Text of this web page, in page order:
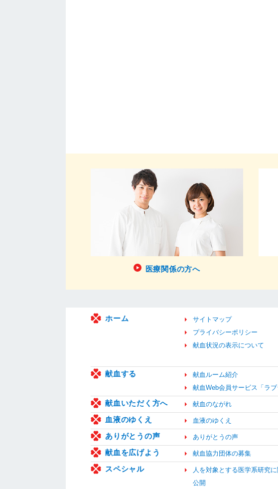
医療関係の方へ
ホーム サイトマップ
プライバシーポリシー
献血状況の表示について
献血する 献血ルーム紹介
献血Web会員サービス「ラブ
献血いただく方へ 献血のながれ
血液のゆくえ 血液のゆくえ
ありがとうの声 ありがとうの声
献血を広げよう 献血協力団体の募集
スペシャル
人を対象とする医学系研究
公開